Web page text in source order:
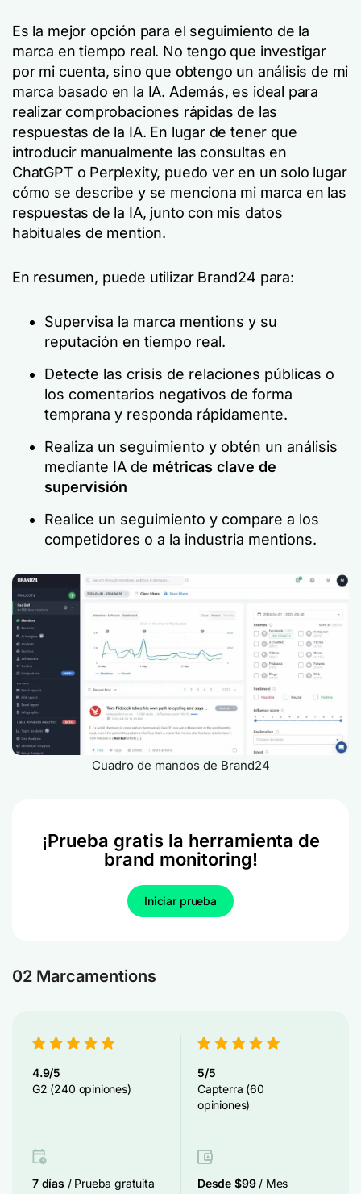
Es la mejor opción para el seguimiento de la
marca en tiempo real. No tengo que investigar
por mi cuenta, sino que obtengo un análisis de mi
marca basado en la IA. Además, es ideal para
realizar comprobaciones rápidas de las
respuestas de la IA. En lugar de tener que
introducir manualmente las consultas en
ChatGPT o Perplexity, puedo ver en un solo lugar
cómo se describe y se menciona mi marca en las
respuestas de la IA, junto con mis datos
habituales de mention.
En resumen, puede utilizar Brand24 para:
Supervisa la marca mentions y su
reputación en tiempo real.
Detecte las crisis de relaciones públicas o
los comentarios negativos de forma
temprana y responda rápidamente.
Realiza un seguimiento y obtén un análisis
mediante IA de métricas clave de
supervisión
Realice un seguimiento y compare a los
competidores o a la industria mentions.
Cuadro de mandos de Brand24
¡Prueba gratis la herramienta de
brand monitoring!
Iniciar prueba
02 Marcamentions
4.9/5
G2 (240 opiniones)
5/5
Capterra (60
opiniones)
7 días / Prueba gratuita Desde $99 / Mes